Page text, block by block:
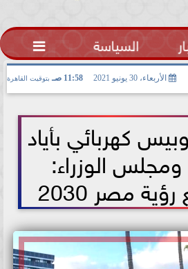
السياسة 
الأربعاء، 30 يونيو 2021 11:58 صـ بتوقيت القاهرة
كهربائي بأياد
الوزراء:
مصر 2030